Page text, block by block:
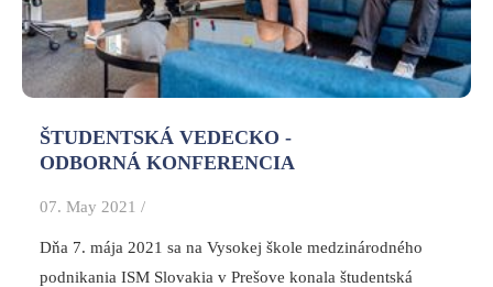
ŠTUDENTSKÁ VEDECKO -
ODBORNÁ KONFERENCIA
07. May 2021 /
Dňa 7. mája 2021 sa na Vysokej škole medzinárodného
podnikania ISM Slovakia v Prešove konala študentská